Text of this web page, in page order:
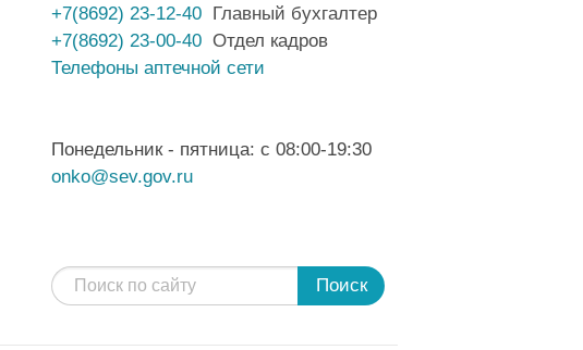
+7(8692) 23-12-40 Главный бухгалтер
+7(8692) 23-00-40 Отдел кадров
Телефоны аптечной сети
Понедельник - пятница: с 08:00-19:30
onko@sev.gov.ru
Поиск